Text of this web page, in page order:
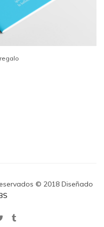
© 2018 Diseñado